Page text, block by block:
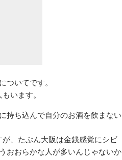
いてです。
います。
持ち込んで自分のお酒を飲まない
、たぶん大阪は金銭感覚にシビ
おおらかな人が多いんじゃないか